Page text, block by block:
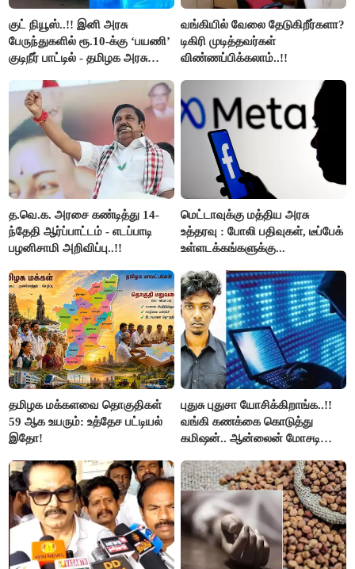
குட் நியூஸ்..!! இனி அரசு
பேருந்துகளில் ரூ.10-க்கு ‘பயணி’
குடிநீர் பாட்டில் - தமிழக அரசு
வங்கியில் வேலை தேடுகிறீர்களா?
டிகிரி முடித்தவர்கள்
விண்ணப்பிக்கலாம்..!!
த.வெ.க. அரசை கண்டித்து 14-
ந்தேதி ஆர்ப்பாட்டம் - எடப்பாடி
பழனிசாமி அறிவிப்பு..!!
மெட்டாவுக்கு மத்திய அரசு
உத்தரவு : போலி பதிவுகள், டீப்பேக்
உள்ளடக்கங்களுக்கு...
தமிழக மக்களவை தொகுதிகள்
59 ஆக உயரும்: உத்தேச பட்டியல்
இதோ!
புதுசு புதுசா யோசிக்கிறாங்க..!!
வங்கி கணக்கை கொடுத்து
கமிஷன்.. ஆன்லைன் மோசடி
கைது..!!